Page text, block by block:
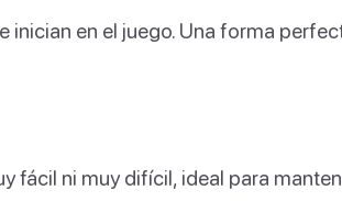
inician en el juego. Una forma
fácil ni muy difícil, ideal para